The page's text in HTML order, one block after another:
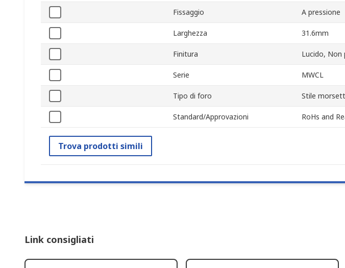
Fissaggio A pressione
Larghezza 31.6mm
Finitura Lucido, Non
Serie MWCL
Tipo di foro Stile
Standard/Approvazioni RoHs and
Trova prodotti simili
Link consigliati